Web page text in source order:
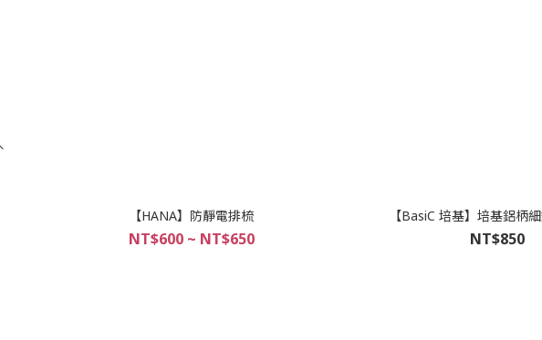
【HANA】防靜電排梳
NT$600 ~ NT$650
【BasiC 培基】培基鋁柄
NT$850